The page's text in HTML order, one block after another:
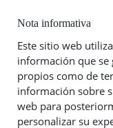
Acepto las
NUESTRO
Nota informativa
Este sitio web
información que se
propios como de
información sobre
web para
personalizar su